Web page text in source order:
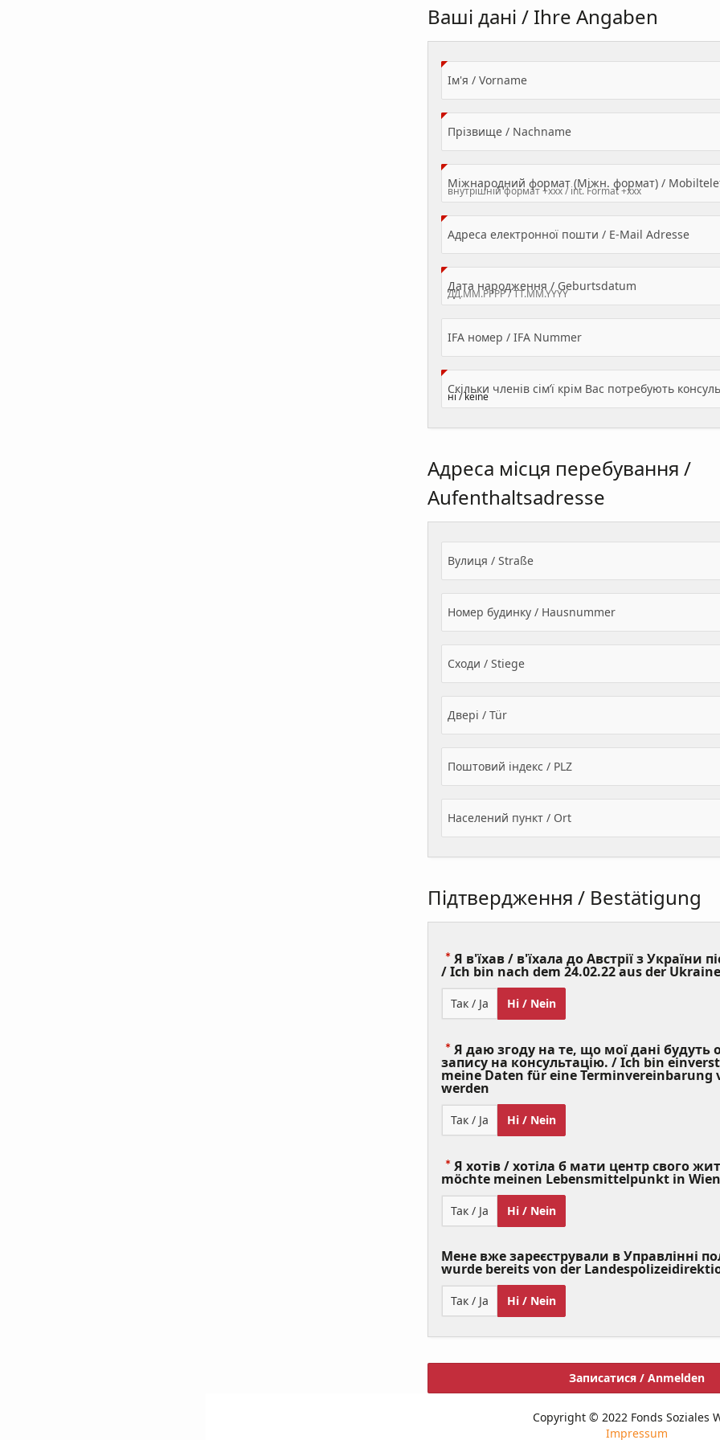
Ваші дані / Ihre Angaben
Ім'я / Vorname(Value Required)
Прізвище / Nachname(Value Required)
Міжнародний формат (Міжн. формат) /
Адреса електронної пошти / E-Mail Adresse
Дата народження / Geburtsdatum
IFA номер / IFA Nummer
Адреса місця перебування /
Aufenthaltsadresse
Вулиця / Straße
Номер будинку / Hausnummer
Сходи / Stiege
Двері / Tür
Поштовий індекс / PLZ
Населений пункт / Ort
Підтвердження / Bestätigung
Я в'їхав / в'їхала до Австрії з України
/ Ich bin nach dem 24.02.22 aus der
Так / Ja Ні / Nein
Я даю згоду на те, що мої дані будуть
запису на консультацію. / Ich bin
meine Daten für eine Terminvereinbarung
werden
Required)
Так / Ja Ні / Nein
Я хотів / хотіла б мати центр свого
möchte meinen Lebensmittelpunkt in
Так / Ja Ні / Nein
Мене вже зареєстрували в Управлінні
wurde bereits von der
Так / Ja Ні / Nein
Записатися / Anmelden
Copyright © 2022 Fonds Soziales
Impressum